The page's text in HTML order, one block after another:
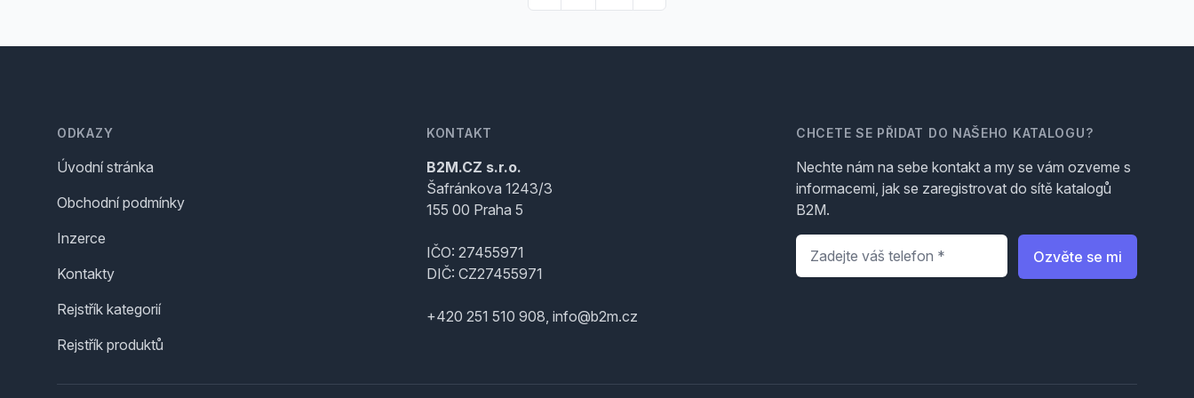
ODKAZY
Úvodní stránka
Obchodní podmínky
Inzerce
Kontakty
Rejstřík kategorií
Rejstřík produktů
KONTAKT
B2M.CZ s.r.o.
Šafránkova 1243/3
155 00 Praha 5
IČO: 27455971
DIČ: CZ27455971
+420 251 510 908, info@b2m.cz
CHCETE SE PŘIDAT DO NAŠEHO KATALOGU?
Nechte nám na sebe kontakt a my se vám ozveme s
informacemi, jak se zaregistrovat do sítě katalogů
B2M.
Telefon
Ozvěte se mi